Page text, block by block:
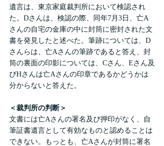
遺言は、東京家庭裁判所において検認され
た。Dさんは、検認の際、同年7月3日、亡A
さんの自宅の金庫の中に封筒に密封された文
書を発見したと述べた。筆跡については、D
さんらは、亡Aさんの筆跡であると答え、封
筒の裏面の印影については、Cさん、Eさん及
びHさんは亡Aさんの印章であるかどうかは
分からないと答えた。
＜裁判所の判断＞
文書には亡Aさんの署名及び押印がなく、自
筆証書遺言として有効なものと認めることは
できない。もっとも、亡Aさんが封筒に署名